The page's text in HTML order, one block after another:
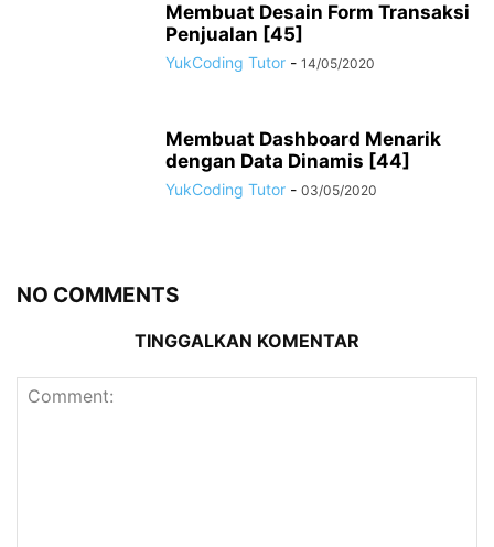
Membuat Desain Form Transaksi
Penjualan [45]
YukCoding Tutor - 14/05/2020
Membuat Dashboard Menarik
dengan Data Dinamis [44]
YukCoding Tutor - 03/05/2020
NO COMMENTS
TINGGALKAN KOMENTAR